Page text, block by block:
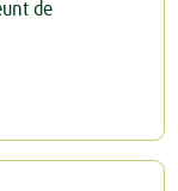
de